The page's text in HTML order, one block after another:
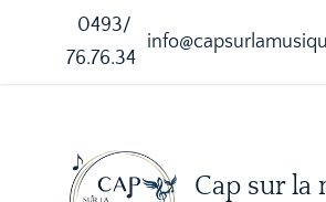
0493/
76.76.34
Cap sur la